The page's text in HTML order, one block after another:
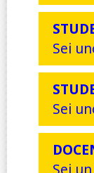
Sei
Sei
Sei